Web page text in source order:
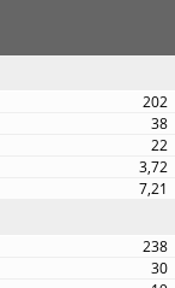
202
38
22
3,72
7,21
238
30